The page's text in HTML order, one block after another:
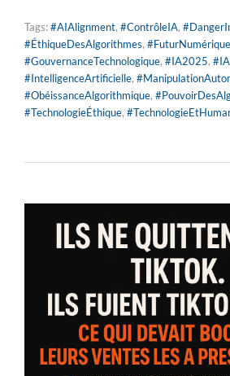
Tags:#AIAlignment, #ContrôleIA,
#ÉthiqueDesAlgorithmes, #FuturNumérique
#GouvernanceTechnologique, #IA2025,
#IntelligenceArtificielle,
#ObéissanceAlgorithmique,
#TechnologieÉthique,